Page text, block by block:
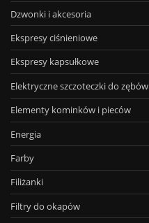
Dzwonki i akcesoria
Ekspresy ciśnieniowe
Ekspresy kapsułkowe
Elektryczne szczoteczki do zębów
Elementy kominków i pieców
Energia
Farby
Filiżanki
Filtry do okapów